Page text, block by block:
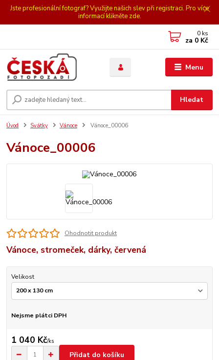
Jste profesionální fotograf? Využijte našich slev při registraci. Pro více
informací klikněte zde.
Menu
Hledat
0 ks
za 0 Kč
Úvod Svátky Vánoce Vánoce_00006
Vánoce_00006
Ohodnotit produkt
Vánoce, stromeček, dárky, červená
Velikost
Nejsme plátci DPH
1 040 Kč/ks
Přidat do košíku